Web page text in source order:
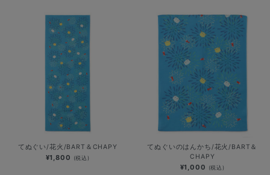
てぬぐい/花火/BART＆CHAPY
¥1,800 (税込)
てぬぐいのはんかち/花火/BART＆
CHAPY
¥1,000 (税込)